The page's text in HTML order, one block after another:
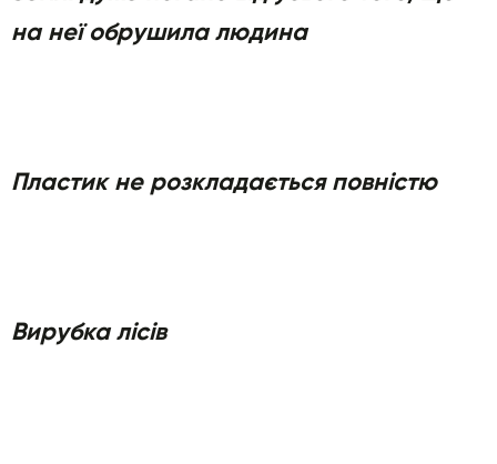
на неї обрушила людина
Пластик не розкладається повністю
Вирубка лісів